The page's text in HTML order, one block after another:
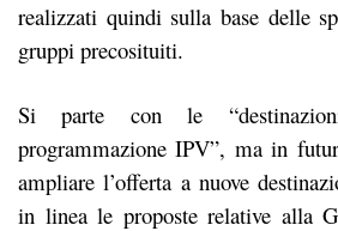
realizzati quindi sulla base delle
gruppi precosituiti.
Si parte con le
programmazione IPV”, ma in
ampliare l’offerta a nuove
in linea le proposte relative alla